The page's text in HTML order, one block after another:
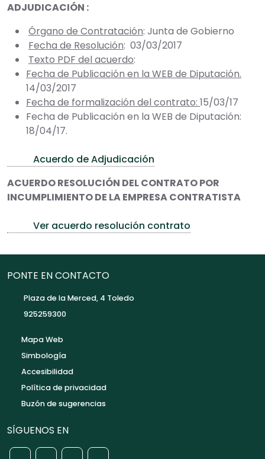
ADJUDICACIÓN :
Órgano de Contratación: Junta de Gobierno
Fecha de Resolución: 03/03/2017
Texto PDF del acuerdo:
Fecha de Publicación en la WEB de Diputación.
14/03/2017
Fecha de formalización del contrato: 15/03/17
Fecha de Publicación en la WEB de Diputación:
18/04/17.
Acuerdo de Adjudicación
ACUERDO RESOLUCIÓN DEL CONTRATO POR
INCUMPLIMIENTO DE LA EMPRESA CONTRATISTA
Ver acuerdo resolución contrato
PONTE EN CONTACTO
Plaza de la Merced, 4 Toledo
925259300
Mapa Web
Simbología
Accesibilidad
Política de privacidad
Buzón de sugerencias
SÍGUENOS EN